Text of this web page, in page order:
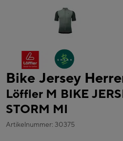
Bike Jersey
Löffler M BIKE
STORM MI
Artikelnummer: 30375